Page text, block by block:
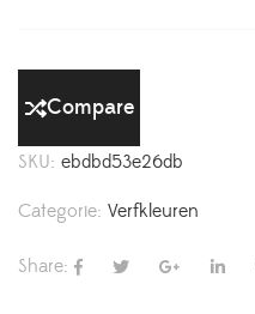
Compare
SKU: ebdbd53e26db
Categorie: Verfkleuren
Share: